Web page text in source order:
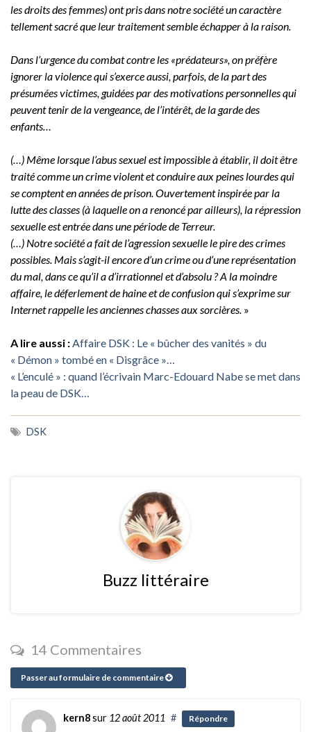
les droits des femmes) ont pris dans notre société un caractère
tellement sacré que leur traitement semble échapper à la raison.
Dans l’urgence du combat contre les «prédateurs», on préfère
ignorer la violence qui s’exerce aussi, parfois, de la part des
présumées victimes, guidées par des motivations personnelles qui
peuvent tenir de la vengeance, de l’intérêt, de la garde des
enfants…
(…) Même lorsque l’abus sexuel est impossible à établir, il doit être
traité comme un crime violent et conduire aux peines lourdes qui
se comptent en années de prison. Ouvertement inspirée par la
lutte des classes (à laquelle on a renoncé par ailleurs), la répression
sexuelle est entrée dans une période de Terreur.
(…) Notre société a fait de l’agression sexuelle le pire des crimes
possibles. Mais s’agit-il encore d’un crime ou d’une représentation
du mal, dans ce qu’il a d’irrationnel et d’absolu ? A la moindre
affaire, le déferlement de haine et de confusion qui s’exprime sur
Internet rappelle les anciennes chasses aux sorcières. »
A lire aussi : Affaire DSK : Le « bûcher des vanités » du
« Démon » tombé en « Disgrâce »…
« L’enculé » : quand l’écrivain Marc-Edouard Nabe se met dans
la peau de DSK…
DSK
Buzz littéraire
14 Commentaires
Passer au formulaire de commentaire
kern8sur 12 août 2011 # Répondre